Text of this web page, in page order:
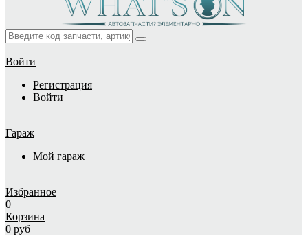
Войти
Регистрация
Войти
Гараж
Мой гараж
Избранное
0
Корзина
0 руб